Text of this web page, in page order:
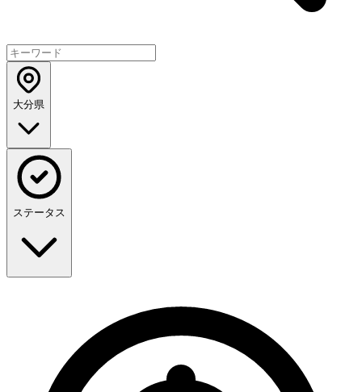
大分県
ステータス